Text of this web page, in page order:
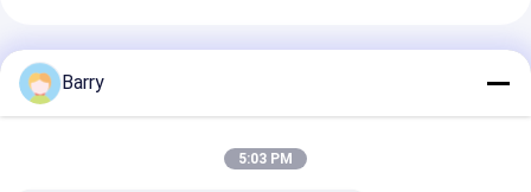
अनुशंसित उत्पाद
Barry
5:03 PM